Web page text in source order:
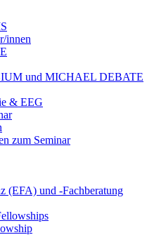
innen
und MICHAEL DEBATE
& EEG
zum Seminar
(EFA) und -Fachberatung